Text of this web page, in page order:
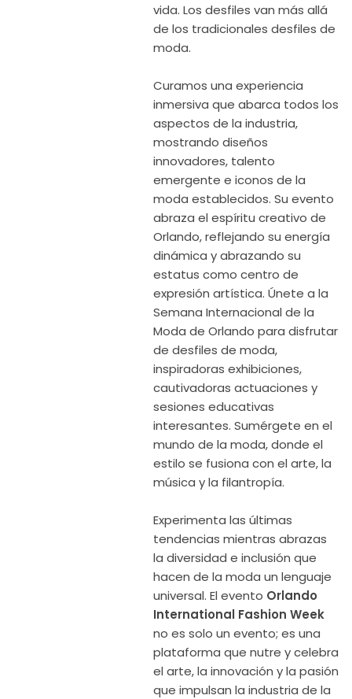
vida. Los desfiles van más allá
de los tradicionales desfiles de
moda.
Curamos una experiencia
inmersiva que abarca todos los
aspectos de la industria,
mostrando diseños
innovadores, talento
emergente e iconos de la
moda establecidos. Su evento
abraza el espíritu creativo de
Orlando, reflejando su energía
dinámica y abrazando su
estatus como centro de
expresión artística. Únete a la
Semana Internacional de la
Moda de Orlando para disfrutar
de desfiles de moda,
inspiradoras exhibiciones,
cautivadoras actuaciones y
sesiones educativas
interesantes. Sumérgete en el
mundo de la moda, donde el
estilo se fusiona con el arte, la
música y la filantropía.
Experimenta las últimas
tendencias mientras abrazas
la diversidad e inclusión que
hacen de la moda un lenguaje
universal. El evento Orlando
International Fashion Week
no es solo un evento; es una
plataforma que nutre y celebra
el arte, la innovación y la pasión
que impulsan la industria de la